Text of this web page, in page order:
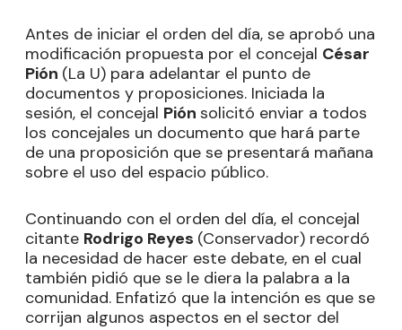
Antes de iniciar el orden del día, se aprobó una
modificación propuesta por el concejal César
Pión (La U) para adelantar el punto de
documentos y proposiciones. Iniciada la
sesión, el concejal Pión solicitó enviar a todos
los concejales un documento que hará parte
de una proposición que se presentará mañana
sobre el uso del espacio público.
Continuando con el orden del día, el concejal
citante Rodrigo Reyes (Conservador) recordó
la necesidad de hacer este debate, en el cual
también pidió que se le diera la palabra a la
comunidad. Enfatizó que la intención es que se
corrijan algunos aspectos en el sector del